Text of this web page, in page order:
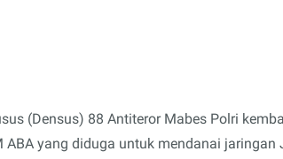
(Densus) 88 Antiteror Mabes Polri
yang diduga untuk mendanai